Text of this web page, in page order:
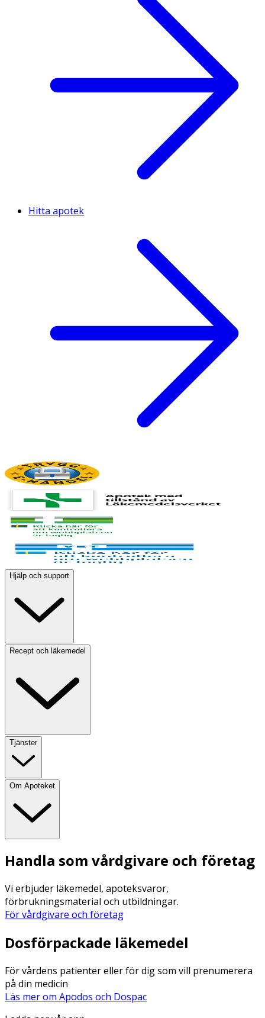
Hitta apotek
Hjälp och support
Recept och läkemedel
Tjänster
Om Apoteket
Handla som vårdgivare och företag
Vi erbjuder läkemedel, apoteksvaror,
förbrukningsmaterial och utbildningar.
För vårdgivare och företag
Dosförpackade läkemedel
För vårdens patienter eller för dig som vill prenumerera
på din medicin
Läs mer om Apodos och Dospac